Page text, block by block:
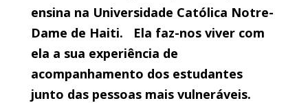
ensina na Universidade Católica Notre-
Dame de Haiti. Ela faz-nos viver com
ela a sua experiência de
acompanhamento dos estudantes
junto das pessoas mais vulneráveis.